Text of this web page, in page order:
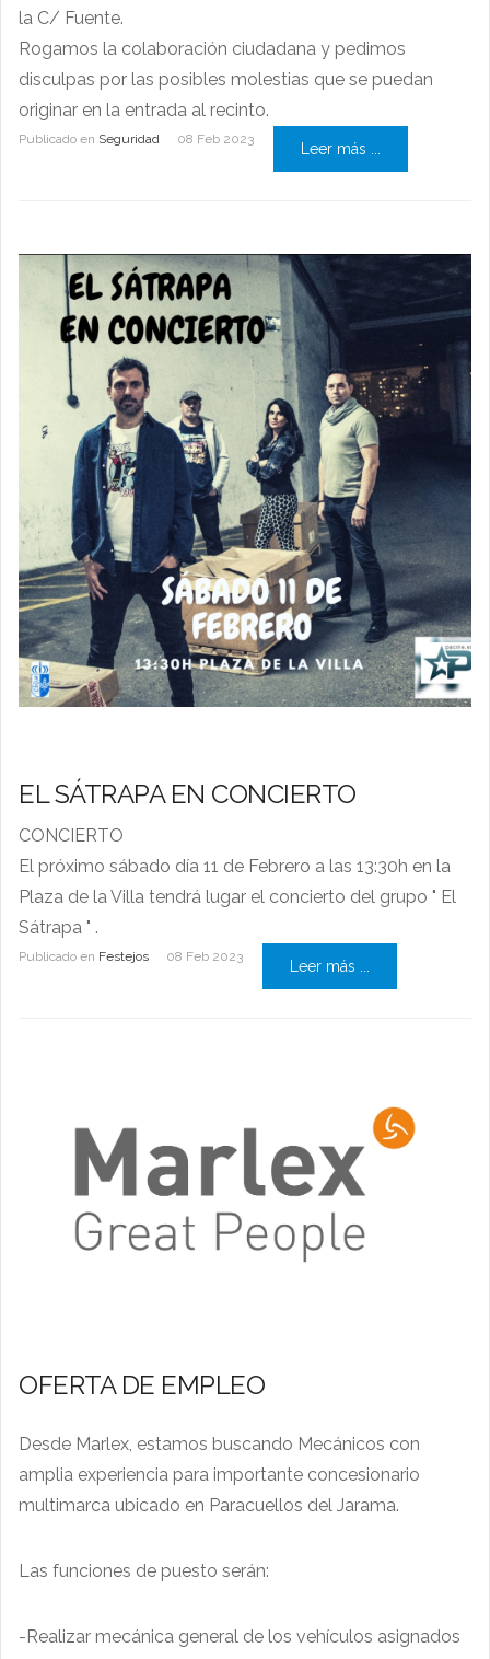
la C/ Fuente.
Rogamos la colaboración ciudadana y pedimos
disculpas por las posibles molestias que se puedan
originar en la entrada al recinto.
Publicado en Seguridad 08 Feb 2023
Leer más ...
EL SÁTRAPA EN CONCIERTO
CONCIERTO
El próximo sábado día 11 de Febrero a las 13:30h en la
Plaza de la Villa tendrá lugar el concierto del grupo " El
Sátrapa " .
Publicado en Festejos 08 Feb 2023
Leer más ...
OFERTA DE EMPLEO
Desde Marlex, estamos buscando Mecánicos con
amplia experiencia para importante concesionario
multimarca ubicado en Paracuellos del Jarama.
Las funciones de puesto serán:
-Realizar mecánica general de los vehículos asignados